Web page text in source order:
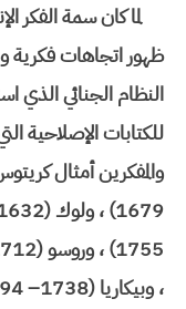
لما كان سمة الفكر
ظهور اتجاهات فكرية
النظام الجنائي الذي
للكتابات الإصلاحية